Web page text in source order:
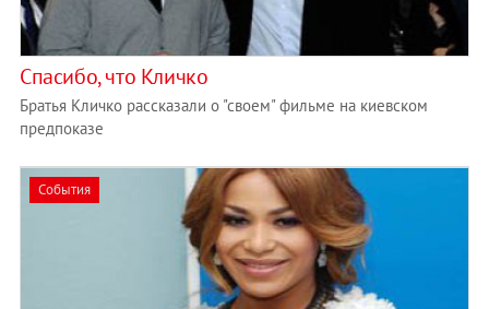
Спасибо, что Кличко
Братья Кличко рассказали о "своем" фильме на киевском
предпоказе
События